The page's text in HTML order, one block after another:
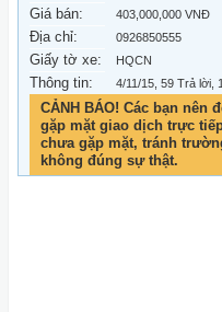
Giá bán: 403,000,000 VNĐ
Địa chỉ: 0926850555
Giấy tờ xe: HQCN
Thông tin: 4/11/15 , 59 Trả lời,
CẢNH BÁO! Các bạn nên
gặp mặt giao dịch trực
chưa gặp mặt, tránh
không đúng sự thật.